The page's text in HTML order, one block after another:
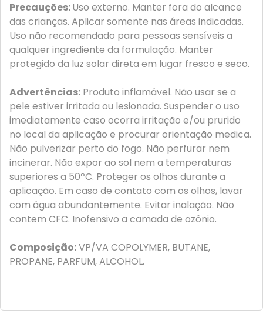
Precauções:Uso externo. Manter fora do alcance
das crianças. Aplicar somente nas áreas indicadas.
Uso não recomendado para pessoas sensíveis a
qualquer ingrediente da formulação. Manter
protegido da luz solar direta em lugar fresco e seco.
Advertências: Produto inflamável. Não usar se a
pele estiver irritada ou lesionada. Suspender o uso
imediatamente caso ocorra irritação e/ou prurido
no local da aplicação e procurar orientação medica.
Não pulverizar perto do fogo. Não perfurar nem
incinerar. Não expor ao sol nem a temperaturas
superiores a 50ºC. Proteger os olhos durante a
aplicação. Em caso de contato com os olhos, lavar
com água abundantemente. Evitar inalação. Não
contem CFC. Inofensivo a camada de ozônio.
Composição:VP/VA COPOLYMER, BUTANE,
PROPANE, PARFUM, ALCOHOL.